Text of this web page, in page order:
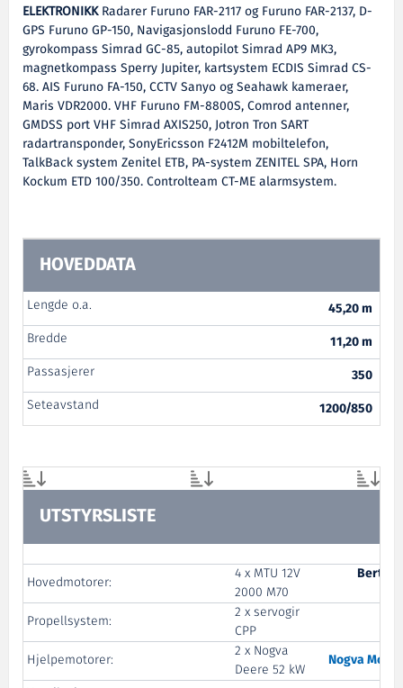
ELEKTRONIKKRadarer Furuno FAR-2117 og Furuno FAR-2137, D-
GPS Furuno GP-150, Navigasjonslodd Furuno FE-700,
gyrokompass Simrad GC-85, autopilot Simrad AP9 MK3,
magnetkompass Sperry Jupiter, kartsystem ECDIS Simrad CS-
68. AIS Furuno FA-150, CCTV Sanyo og Seahawk kameraer,
Maris VDR2000. VHF Furuno FM-8800S, Comrod antenner,
GMDSS port VHF Simrad AXIS250, Jotron Tron SART
radartransponder, SonyEricsson F2412M mobiltelefon,
TalkBack system Zenitel ETB, PA-system ZENITEL SPA, Horn
Kockum ETD 100/350. Controlteam CT-ME alarmsystem.
HOVEDDATA
Lengde o.a.
45,20 m
Bredde
11,20 m
Passasjerer
350
Seteavstand
1200/850
UTSTYRSLISTE
Hovedmotorer:
4 x MTU 12V
2000 M70
Bertel
Propellsystem:
2 x servogir
CPP
Hjelpemotorer:
2 x Nogva
Deere 52 kW
Nogva